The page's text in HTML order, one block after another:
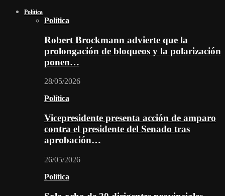
Política
Política
Robert Brockmann advierte que la
prolongación de bloqueos y la polarización
ponen…
28/05/2026
Política
Vicepresidente presenta acción de amparo
contra el presidente del Senado tras
aprobación…
26/05/2026
Política